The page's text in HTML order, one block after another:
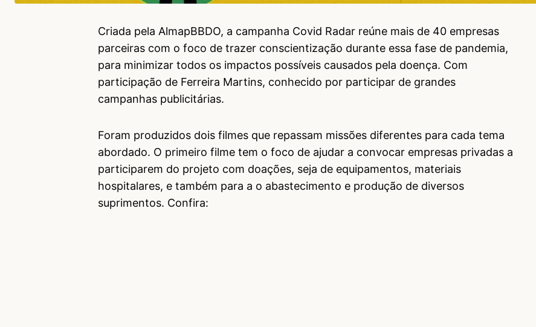
Criada pela AlmapBBDO, a campanha Covid Radar reúne mais de 40 empresas
parceiras com o foco de trazer conscientização durante essa fase de pandemia,
para minimizar todos os impactos possíveis causados pela doença. Com
participação de Ferreira Martins, conhecido por participar de grandes
campanhas publicitárias.
Foram produzidos dois filmes que repassam missões diferentes para cada tema
abordado. O primeiro filme tem o foco de ajudar a convocar empresas privadas a
participarem do projeto com doações, seja de equipamentos, materiais
hospitalares, e também para a o abastecimento e produção de diversos
suprimentos. Confira: